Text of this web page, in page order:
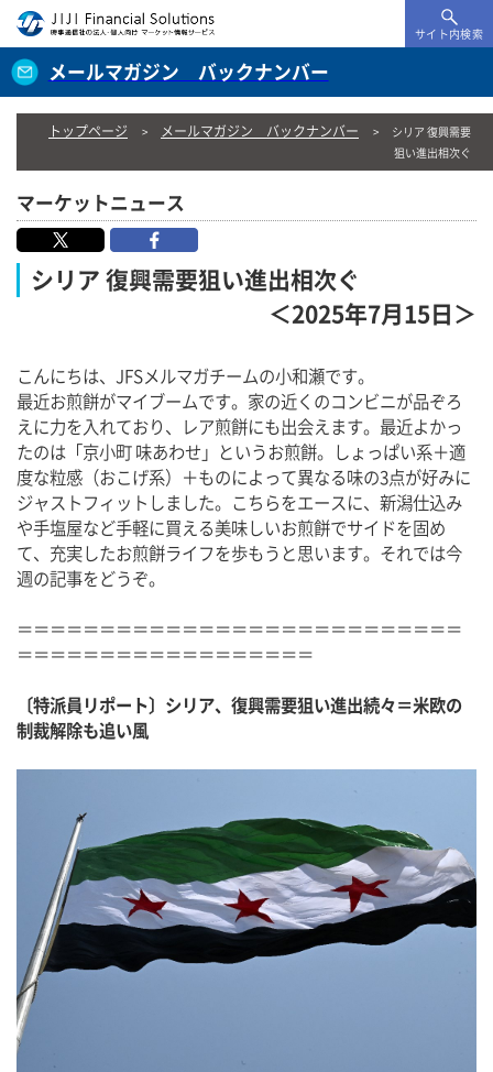
サイト内検索
メールマガジン バックナンバー
トップページ メールマガジン バックナンバー
シリア 復興需要
狙い進出相次ぐ
マーケットニュース
シリア 復興需要狙い進出相次ぐ
＜2025年7月15日＞
こんにちは、JFSメルマガチームの小和瀬です。
最近お煎餅がマイブームです。家の近くのコンビニが品ぞろ
えに力を入れており、レア煎餅にも出会えます。最近よかっ
たのは「京小町 味あわせ」というお煎餅。しょっぱい系＋適
度な粒感（おこげ系）＋ものによって異なる味の3点が好みに
ジャストフィットしました。こちらをエースに、新潟仕込み
や手塩屋など手軽に買える美味しいお煎餅でサイドを固め
て、充実したお煎餅ライフを歩もうと思います。それでは今
週の記事をどうぞ。
＝＝＝＝＝＝＝＝＝＝＝＝＝＝＝＝＝＝＝＝＝＝＝＝＝＝＝
＝＝＝＝＝＝＝＝＝＝＝＝＝＝＝＝＝＝
〔特派員リポート〕シリア、復興需要狙い進出続々＝米欧の
制裁解除も追い風